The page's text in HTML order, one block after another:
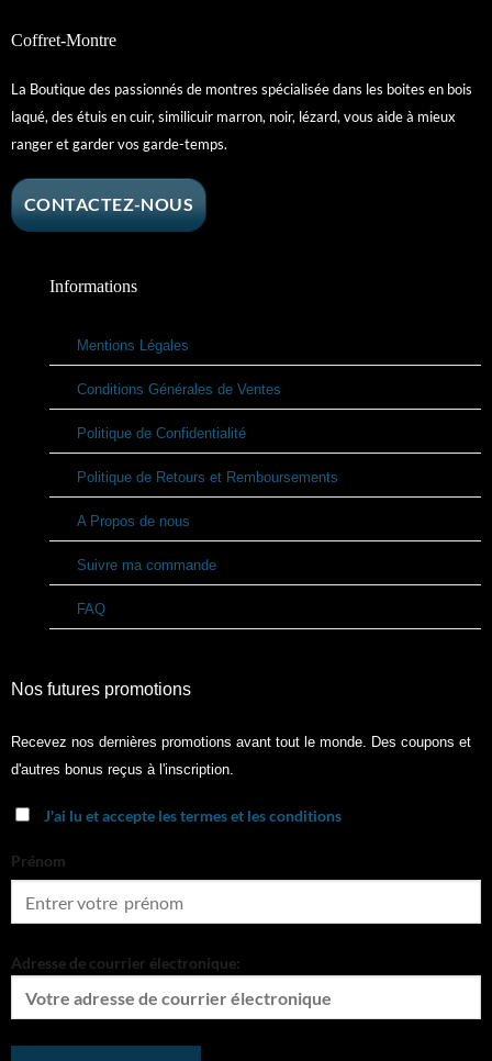
Coffret-Montre
La Boutique des passionnés de montres spécialisée dans les boites en bois
laqué, des étuis en cuir, similicuir marron, noir, lézard, vous aide à mieux
ranger et garder vos garde-temps.
CONTACTEZ-NOUS
Informations
Mentions Légales
Conditions Générales de Ventes
Politique de Confidentialité
Politique de Retours et Remboursements
A Propos de nous
Suivre ma commande
FAQ
Nos futures promotions
Recevez nos dernières promotions avant tout le monde. Des coupons et
d'autres bonus reçus à l'inscription.
J'ai lu et accepte les termes et les conditions
Prénom
Adresse de courrier électronique: